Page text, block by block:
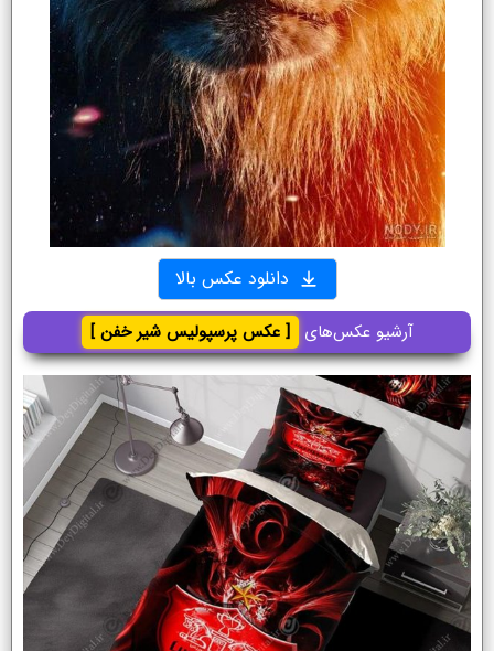
دانلود عکس بالا
آرشیو عکس‌های [ عکس پرسپولیس شیر خفن ]